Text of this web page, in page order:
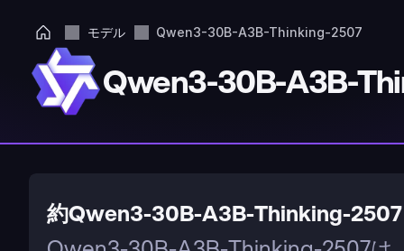
モデル Qwen3-30B-A3B-Thinking-2507
Qwen3-30B-A3B-
約Qwen3-30B-A3B-Thinking-2507